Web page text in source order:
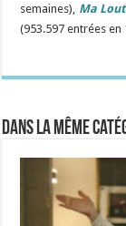
semaines), Ma
(953.597 entrées en
Dans la même